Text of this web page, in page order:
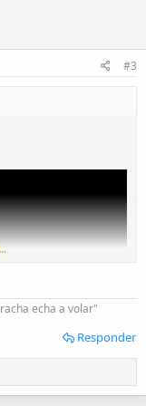
#3
no si las voy a usar
echa a volar"
Responder